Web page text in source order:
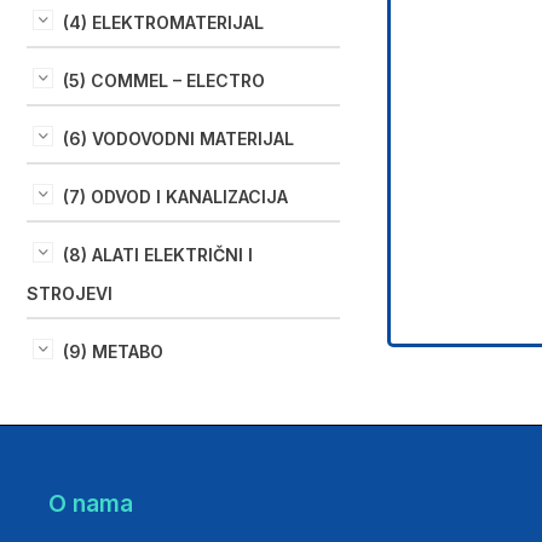
(4) ELEKTROMATERIJAL
(5) COMMEL – ELECTRO
(6) VODOVODNI MATERIJAL
(7) ODVOD I KANALIZACIJA
(8) ALATI ELEKTRIČNI I
STROJEVI
(9) METABO
O nama